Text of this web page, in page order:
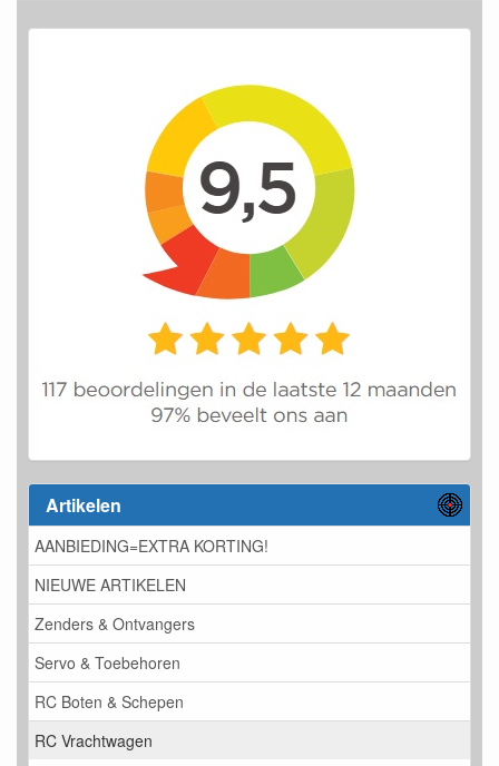
Artikelen
AANBIEDING=EXTRA KORTING!
NIEUWE ARTIKELEN
Zenders & Ontvangers
Servo & Toebehoren
RC Boten & Schepen
RC Vrachtwagen